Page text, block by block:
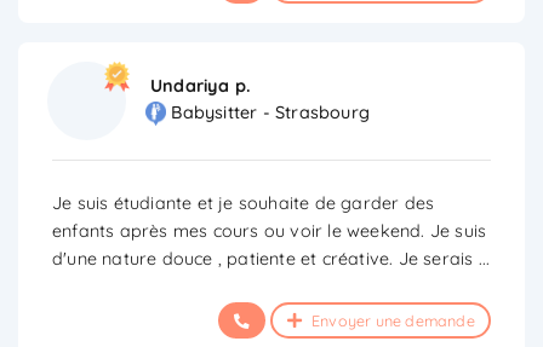
Undariya p.
Babysitter - Strasbourg
Je suis étudiante et je souhaite de garder des
enfants après mes cours ou voir le weekend. Je suis
d'une nature douce , patiente et créative. Je serais ...
Envoyer une demande